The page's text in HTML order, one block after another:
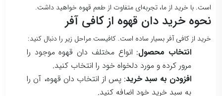
است. با خرید از ما، تجربه‌ای متفاوت از طعم قهوه خواهید داشت.
نحوه خرید دان قهوه از کافی آفر
خرید از کافی آفر بسیار ساده است. کافیست مراحل زیر را دنبال کنید:
انتخاب محصول: انواع مختلف دان قهوه موجود را
مرور کرده و مورد دلخواه خود را انتخاب کنید.
افزودن به سبد خرید: پس از انتخاب دان قهوه، آن را
به سبد خرید خود اضافه کنید.